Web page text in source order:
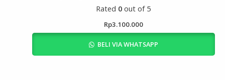
Rated 0 out of 5
Rp3.100.000
BELI VIA WHATSAPP